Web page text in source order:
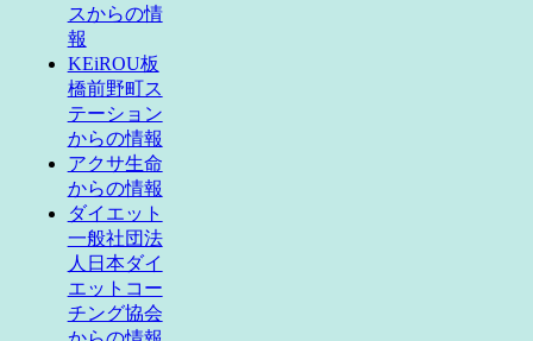
スからの情
報
KEiROU板
橋前野町ス
テーション
からの情報
アクサ生命
からの情報
ダイエット
一般社団法
人日本ダイ
エットコー
チング協会